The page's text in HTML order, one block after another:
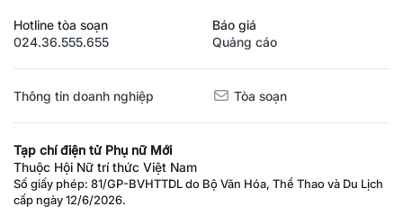
Hotline tòa soạn
024.36.555.655
Báo giá
Quảng cáo
Thông tin doanh nghiệp Tòa soạn
Tạp chí điện tử Phụ nữ Mới
Thuộc Hội Nữ trí thức Việt Nam
Số giấy phép: 81/GP-BVHTTDL do Bộ Văn Hóa, Thể Thao và Du Lịch
cấp ngày 12/6/2026.